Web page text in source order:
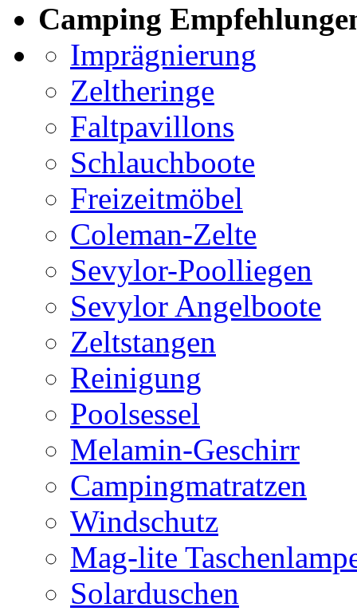
Camping
Imprägnierung
Zeltheringe
Faltpavillons
Schlauchboote
Freizeitmöbel
Coleman-Zelte
Sevylor-Poolliegen
Sevylor Angelboote
Zeltstangen
Reinigung
Poolsessel
Melamin-Geschirr
Campingmatratzen
Windschutz
Mag-lite
Solarduschen